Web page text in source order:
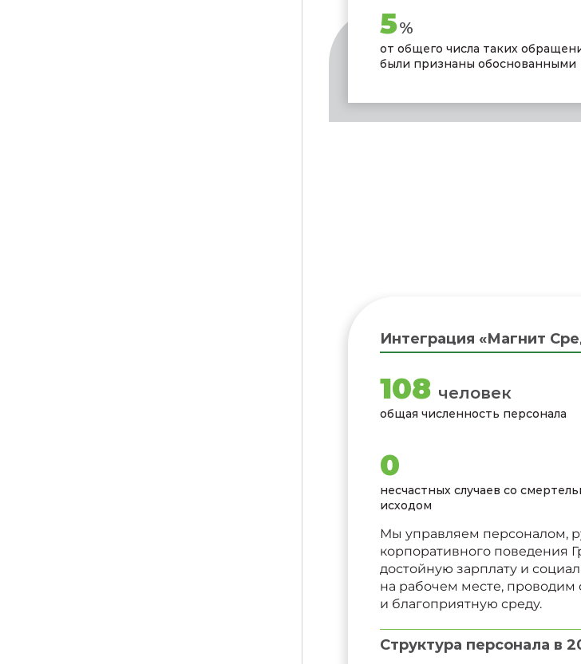
7%
от общего числа таких
были признаны обоснованными
Интеграция «Магнит
142 человек
общая численность персонала
0
несчастных случаев со
исходом
Мы управляем персоналом,
корпоративного поведения
достойную зарплату и
на рабочем месте,
и благоприятную среду.
Структура персонала в